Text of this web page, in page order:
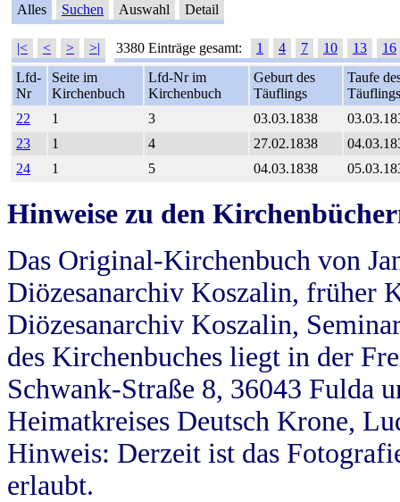
Alles Suchen Auswahl Detail
|< < > >| 3380 Einträge gesamt: 1 4 7 10 13
16
Lfd-
Nr
Seite im
Kirchenbuch
Lfd-Nr im
Kirchenbuch
Geburt des
Täuflings
Taufe
Täuflings
22
1 3 03.03.1838
23
1 4 27.02.1838
24
1 5 04.03.1838
Hinweise zu den
Das Original-Kirchenbuch von
Diözesanarchiv Koszalin, früher
Diözesanarchiv Koszalin,
des Kirchenbuches liegt in der
Schwank-Straße 8, 36043 Fulda
Heimatkreises Deutsch Krone,
Hinweis: Derzeit ist das
erlaubt.